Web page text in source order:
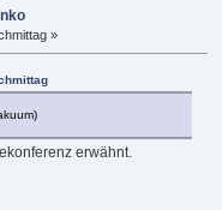
»
erwähnt.